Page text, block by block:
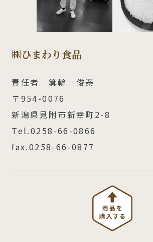
㈱ひまわり食品
責任者 箕輪 俊泰
〒954-0076
新潟県見附市新幸町2-8
Tel.0258-66-0866
fax.0258-66-0877